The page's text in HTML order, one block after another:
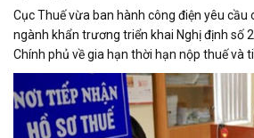
Cục Thuế vừa ban hành công điện yêu cầu
ngành khẩn trương triển khai Nghị định số
Chính phủ về gia hạn thời hạn nộp thuế và
2026, nhằm bảo đảm chính sách nhanh
hỗ trợ kịp thời cho người nộp thuế.